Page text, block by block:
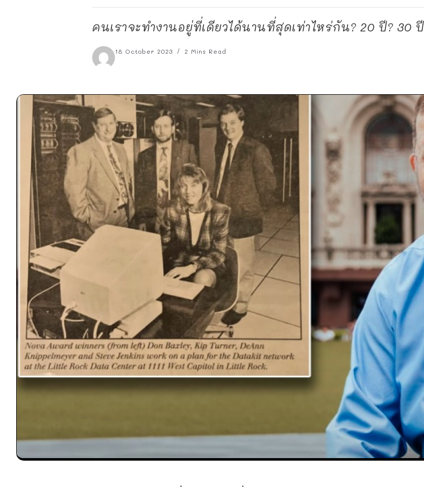
คนเราจะทำงานอยู่ที่เดียวได้นานที่สุดเท่าไหร่กัน? 20 ปี? 30
18 October 2023 2 Mins Read